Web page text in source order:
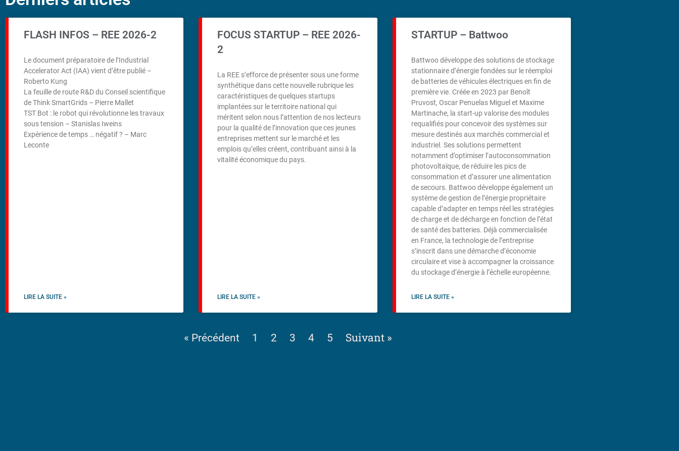
FLASH INFOS – REE 2026-2
Le document préparatoire de l’Industrial
Accelerator Act (IAA) vient d’être publié –
Roberto Kung
La feuille de route R&D du Conseil scientifique
de Think SmartGrids – Pierre Mallet
TST Bot : le robot qui révolutionne les travaux
sous tension – Stanislas Iweins
Expérience de temps … négatif ? – Marc
Leconte
LIRE LA SUITE »
FOCUS STARTUP – REE 2026-
2
La REE s’efforce de présenter sous une forme
synthétique dans cette nouvelle rubrique les
caractéristiques de quelques startups
implantées sur le territoire national qui
méritent selon nous l’attention de nos lecteurs
pour la qualité de l’innovation que ces jeunes
entreprises mettent sur le marché et les
emplois qu’elles créent, contribuant ainsi à la
vitalité économique du pays.
LIRE LA SUITE »
STARTUP – Battwoo
Battwoo développe des solutions de stockage
stationnaire d’énergie fondées sur le réemploi
de batteries de véhicules électriques en fin de
première vie. Créée en 2023 par Benoît
Pruvost, Oscar Penuelas Miguel et Maxime
Martinache, la start-up valorise des modules
requalifiés pour concevoir des systèmes sur
mesure destinés aux marchés commercial et
industriel. Ses solutions permettent
notamment d’optimiser l’autoconsommation
photovoltaïque, de réduire les pics de
consommation et d’assurer une alimentation
de secours. Battwoo développe également un
système de gestion de l’énergie propriétaire
capable d’adapter en temps réel les stratégies
de charge et de décharge en fonction de l’état
de santé des batteries. Déjà commercialisée
en France, la technologie de l’entreprise
s’inscrit dans une démarche d’économie
circulaire et vise à accompagner la croissance
du stockage d’énergie à l’échelle européenne.
LIRE LA SUITE »
« Précédent 1 2 3 4 5 Suivant »